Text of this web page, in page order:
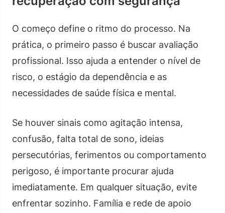
O começo define o ritmo do processo. Na
prática, o primeiro passo é buscar avaliação
profissional. Isso ajuda a entender o nível de
risco, o estágio da dependência e as
necessidades de saúde física e mental.
Se houver sinais como agitação intensa,
confusão, falta total de sono, ideias
persecutórias, ferimentos ou comportamento
perigoso, é importante procurar ajuda
imediatamente. Em qualquer situação, evite
enfrentar sozinho. Família e rede de apoio